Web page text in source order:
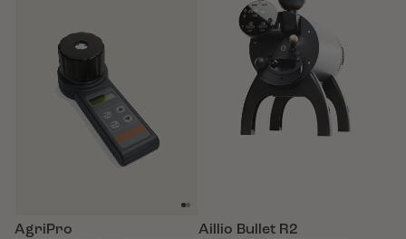
AgriPro Aillio Bullet R2